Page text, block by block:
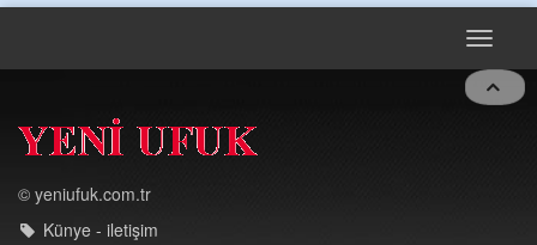
Toggle
© yeniufuk.com.tr
Künye - iletişim